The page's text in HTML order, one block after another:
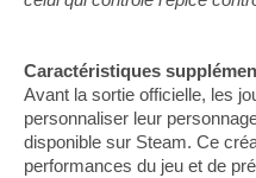
Caractéristiques
Avant la sortie officielle, les
personnaliser leur
disponible sur Steam. Ce
performances du jeu et de